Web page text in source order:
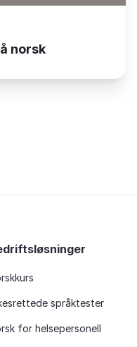
norsk
språktester
for helsepersonell